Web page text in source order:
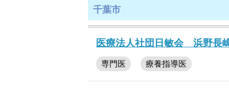
千葉市
医療法人社団日敏会 浜野長
専門医 療養指導医